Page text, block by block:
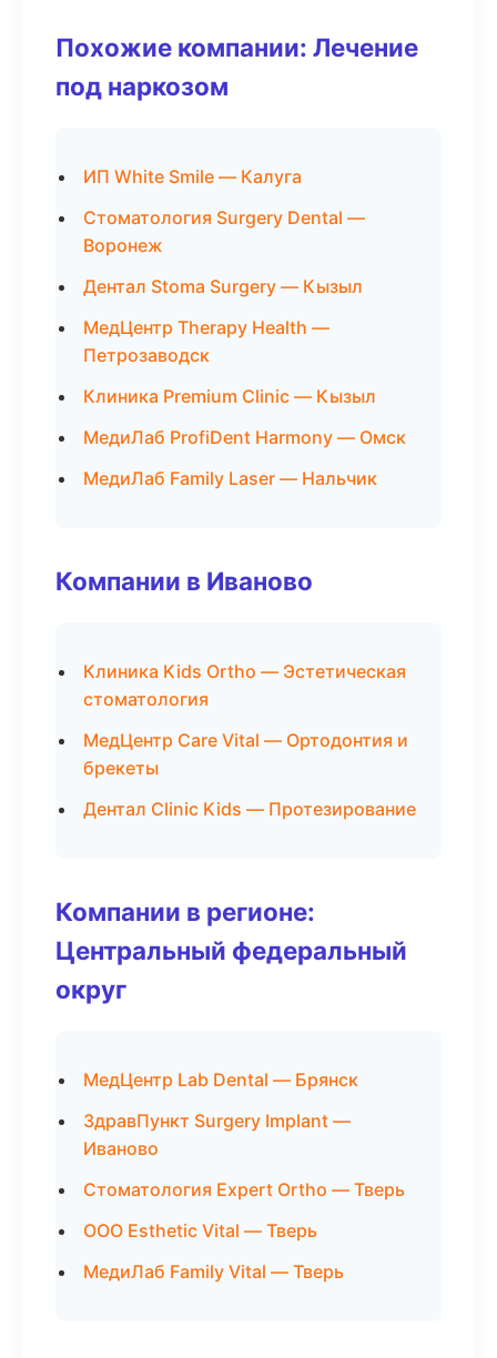
Похожие компании: Лечение
под наркозом
ИП White Smile — Калуга
Стоматология Surgery Dental —
Воронеж
Дентал Stoma Surgery — Кызыл
МедЦентр Therapy Health —
Петрозаводск
Клиника Premium Clinic — Кызыл
МедиЛаб ProfiDent Harmony — Омск
МедиЛаб Family Laser — Нальчик
Компании в Иваново
Клиника Kids Ortho — Эстетическая
стоматология
МедЦентр Care Vital — Ортодонтия и
брекеты
Дентал Clinic Kids — Протезирование
Компании в регионе:
Центральный федеральный
округ
МедЦентр Lab Dental — Брянск
ЗдравПункт Surgery Implant —
Иваново
Стоматология Expert Ortho — Тверь
ООО Esthetic Vital — Тверь
МедиЛаб Family Vital — Тверь